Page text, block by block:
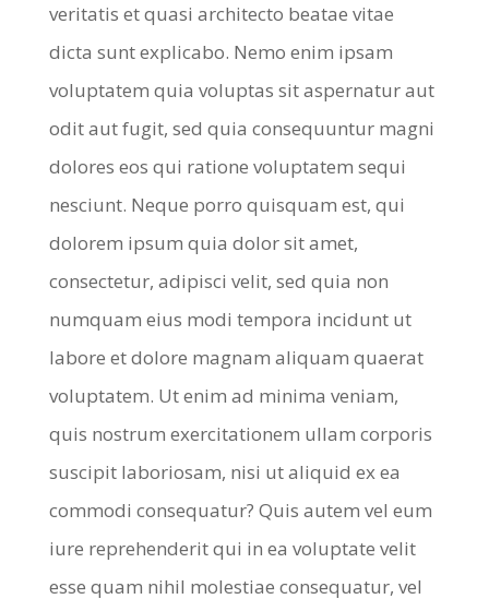
veritatis et quasi architecto beatae vitae
dicta sunt explicabo. Nemo enim ipsam
voluptatem quia voluptas sit aspernatur aut
odit aut fugit, sed quia consequuntur magni
dolores eos qui ratione voluptatem sequi
nesciunt. Neque porro quisquam est, qui
dolorem ipsum quia dolor sit amet,
consectetur, adipisci velit, sed quia non
numquam eius modi tempora incidunt ut
labore et dolore magnam aliquam quaerat
voluptatem. Ut enim ad minima veniam,
quis nostrum exercitationem ullam corporis
suscipit laboriosam, nisi ut aliquid ex ea
commodi consequatur? Quis autem vel eum
iure reprehenderit qui in ea voluptate velit
esse quam nihil molestiae consequatur, vel